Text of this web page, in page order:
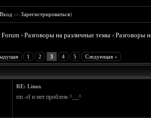
Вход —Зарегистрироваться)
›Разговоры на различные темы ›Разговоры
1 2 3 4 5 Следующая »
RE: Linux
rm -rf и нет проблем ^__^